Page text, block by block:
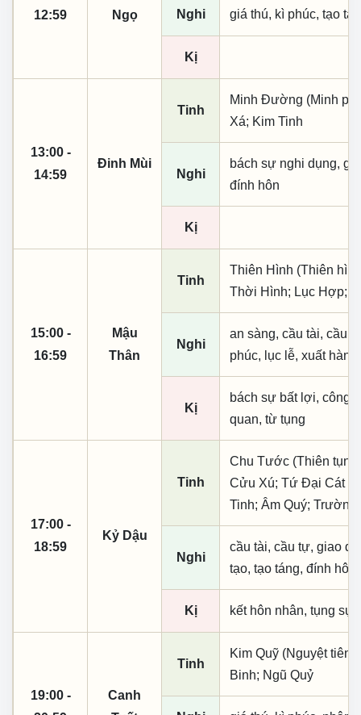
12:59
Ngọ
Nghi giá thú, kì phúc, tạo
Kị
13:00 -
14:59
Đinh Mùi
Tinh
Minh Đường (Minh
Xá; Kim Tinh
Nghi
bách sự nghi dụng,
đính hôn
Kị
15:00 -
16:59
Mậu
Thân
Tinh
Thiên Hình (Thiên
Thời Hình; Lục Hợp;
Nghi
an sàng, cầu tài, cầu
phúc, lục lễ, xuất
Kị
bách sự bất lợi, công
quan, từ tụng
17:00 -
18:59
Kỷ Dậu
Tinh
Chu Tước (Thiên
Cửu Xú; Tứ Đại Cát
Tinh; Âm Quý;
Nghi
cầu tài, cầu tự, giao
tạo, tạo táng, đính hôn
Kị kết hôn nhân, tụng sự
19:00 -
Canh
Tinh
Kim Quỹ (Nguyệt
Binh; Ngũ Quỷ